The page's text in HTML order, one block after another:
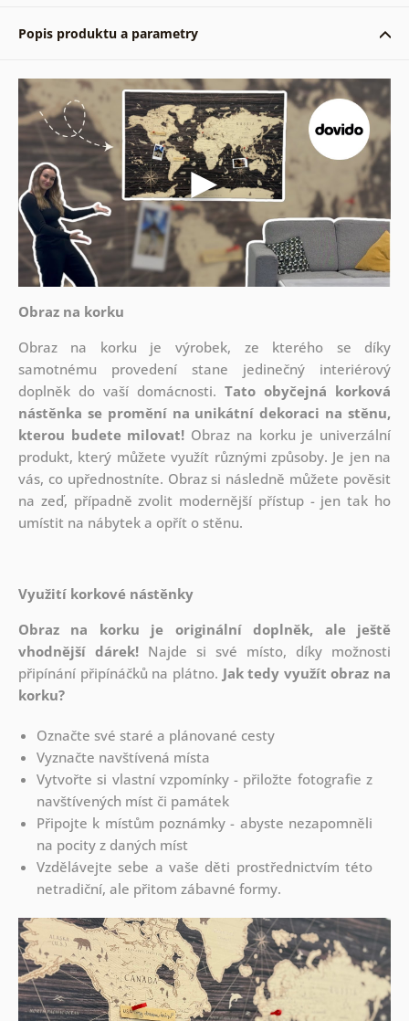
Popis produktu a parametry
Obraz na korku
Obraz na korku je výrobek, ze kterého se díky
samotnému provedení stane jedinečný interiérový
doplněk do vaší domácnosti.Tato obyčejná korková
nástěnka se promění na unikátní dekoraci na stěnu,
kterou budete milovat! Obraz na korku je univerzální
produkt, který můžete využít různými způsoby. Je jen na
vás, co upřednostníte. Obraz si následně můžete pověsit
na zeď, případně zvolit modernější přístup - jen tak ho
umístit na nábytek a opřít o stěnu.
Využití korkové nástěnky
Obraz na korku je originální doplněk, ale ještě
vhodnější dárek! Najde si své místo, díky možnosti
připínání připínáčků na plátno. Jak tedy využít obraz na
korku?
Označte své staré a plánované cesty
Vyznačte navštívená místa
Vytvořte si vlastní vzpomínky - přiložte fotografie z
navštívených míst či památek
Připojte k místům poznámky - abyste nezapomněli
na pocity z daných míst
Vzdělávejte sebe a vaše děti prostřednictvím této
netradiční, ale přitom zábavné formy.